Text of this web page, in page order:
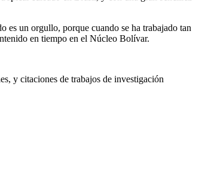
es un orgullo, porque cuando se ha trabajado tan
en tiempo en el Núcleo Bolívar.
y citaciones de trabajos de investigación